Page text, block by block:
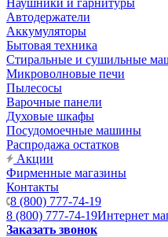
Наушники и гарнитуры
Автодержатели
Аккумуляторы
Бытовая техника
Стиральные и сушильные
Микроволновые печи
Пылесосы
Варочные панели
Духовые шкафы
Посудомоечные машины
Распродажа остатков
Акции
Фирменные магазины
Контакты
8 (800) 777-74-19
8 (800) 777-74-19Интернет
Заказать звонок